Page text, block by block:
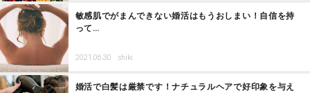
敏感肌でがまんできない婚活はもうおしまい！自信を持
って…
2021.06.30 shiki
婚活で白髪は厳禁です！ナチュラルヘアで好印象を与え